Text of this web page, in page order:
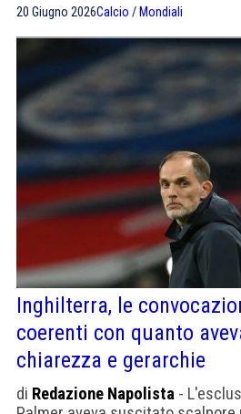
20 Giugno 2026Calcio / Mondiali
Inghilterra, le
coerenti con quanto
chiarezza e gerarchie
di Redazione Napolista -